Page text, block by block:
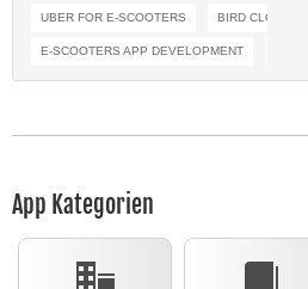
UBER FOR E-SCOOTERS BIRD CLONE
E-SCOOTERS APP DEVELOPMENT
App Kategorien